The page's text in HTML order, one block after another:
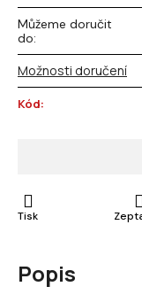
Můžeme doručit
do:
Možnosti doručení
Kód:
Tisk
Popis